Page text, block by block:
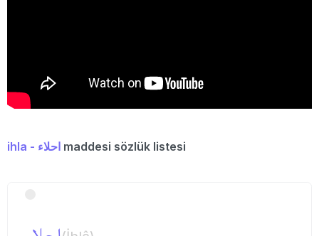
ihla - احلاء maddesi sözlük listesi